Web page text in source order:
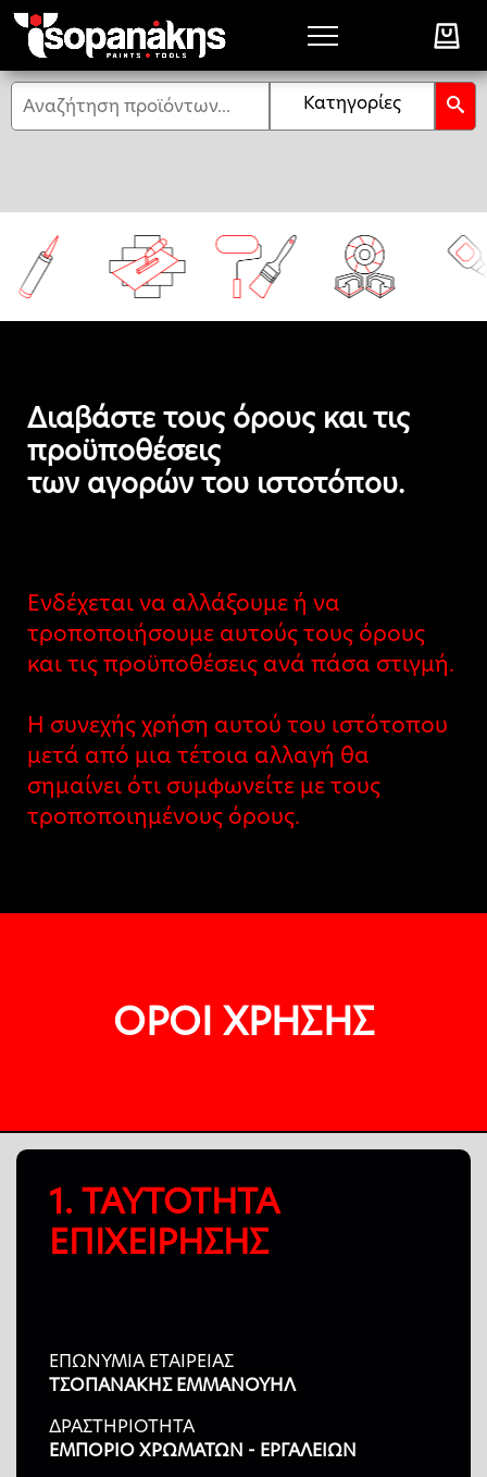
Αναζήτηση Κατηγορίες
Διαβάστε τους όρους και τις
προϋποθέσεις
των αγορών του ιστοτόπου.
Ενδέχεται να αλλάξουμε ή να
τροποποιήσουμε αυτούς τους όρους
και τις προϋποθέσεις ανά πάσα στιγμή.
Η συνεχής χρήση αυτού του ιστότοπου
μετά από μια τέτοια αλλαγή θα
σημαίνει ότι συμφωνείτε με τους
τροποποιημένους όρους.
ΟΡΟΙ ΧΡΗΣΗΣ
1. ΤΑΥΤΟΤΗΤΑ
ΕΠΙΧΕΙΡΗΣΗΣ
ΕΠΩΝΥΜΙΑ ΕΤΑΙΡΕΙΑΣ
ΤΣΟΠΑΝΑΚΗΣ ΕΜΜΑΝΟΥΗΛ
ΔΡΑΣΤΗΡΙΟΤΗΤΑ
ΕΜΠΟΡΙΟ ΧΡΩΜΑΤΩΝ - ΕΡΓΑΛΕΙΩΝ